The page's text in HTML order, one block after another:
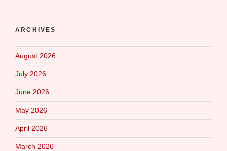
ARCHIVES
August 2026
July 2026
June 2026
May 2026
April 2026
March 2026